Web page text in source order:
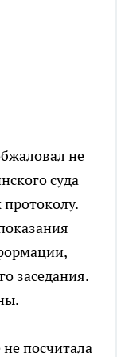
не
суда
заседания.
посчитала